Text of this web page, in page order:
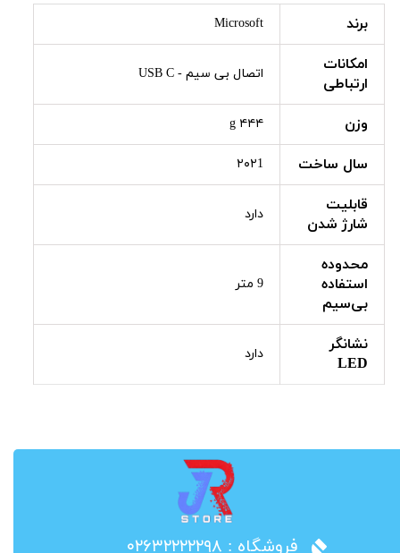
برند Microsoft
امکانات
ارتباطی
اتصال بی سیم - USB C
وزن ۴۴۴ g
سال ساخت ۲۰۲1
قابلیت
شارژ شدن
دارد
محدوده
استفاده
بی‌سیم
9 متر
نشانگر
LED
دارد
​فروشگاه : ۰۲۶۳۲۲۲۲۲۹۸